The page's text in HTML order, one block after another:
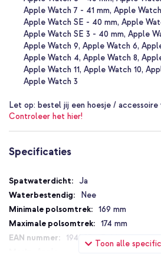
Rekbaar gevlochten design
Gemaakt van 40% gerecycled materiaal
Zweet- en waterbestendig
Comfortabel en zacht gevoel
Verschillende maten voor de perfecte
Met 1 jaar garantie
Gevlochten solobandje.
Apple Watch 7 - 41 mm Apple
Apple Watch SE - 40 mm Apple
Apple Watch SE 3 - 40 mm Apple
Apple Watch 9 Apple Watch 6
Apple Watch 4 Apple Watch 8
Apple Watch 11 Apple Watch 10
Apple Watch 3
Let op: bestel jij een hoesje /
Controleer het hier!
Specificaties
Toon alle
Specificaties
Ja
Nee
169 mm
174 mm
194253027409